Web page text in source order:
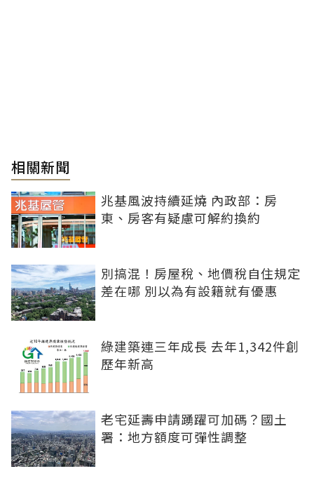
相關新聞
兆基風波持續延燒 內政部：房
東、房客有疑慮可解約換約
別搞混！房屋稅、地價稅自住規定
差在哪 別以為有設籍就有優惠
綠建築連三年成長 去年1,342件創
歷年新高
老宅延壽申請踴躍可加碼？國土
署：地方額度可彈性調整